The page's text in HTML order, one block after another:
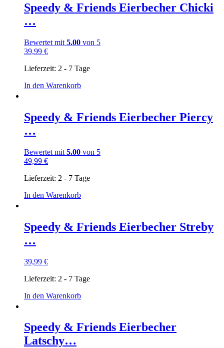
Speedy & Friends Eierbecher Chicki
…
Bewertet mit 5.00 von 5
39,99 €
Lieferzeit: 2 - 7 Tage
In den Warenkorb
Speedy & Friends Eierbecher Piercy
…
Bewertet mit 5.00 von 5
49,99 €
Lieferzeit: 2 - 7 Tage
In den Warenkorb
Speedy & Friends Eierbecher Streby
…
39,99 €
Lieferzeit: 2 - 7 Tage
In den Warenkorb
Speedy & Friends Eierbecher
Latschy…